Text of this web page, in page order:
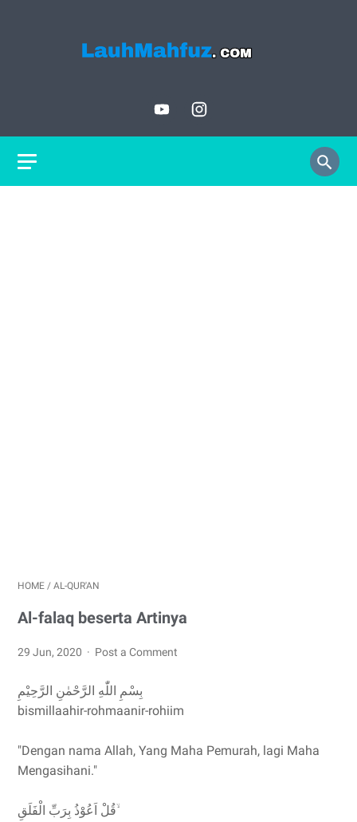
HOME / AL-QUR'AN
Al-falaq beserta Artinya
29 Jun, 2020 Post a Comment
بِسْمِ اللّٰهِ الرَّحْمٰنِ الرَّحِيْمِ
bismillaahir-rohmaanir-rohiim
"Dengan nama Allah, Yang Maha Pemurah, lagi Maha
Mengasihani."
قُلْ اَعُوْذُ بِرَبِّ الْفَلَقِ ۙ